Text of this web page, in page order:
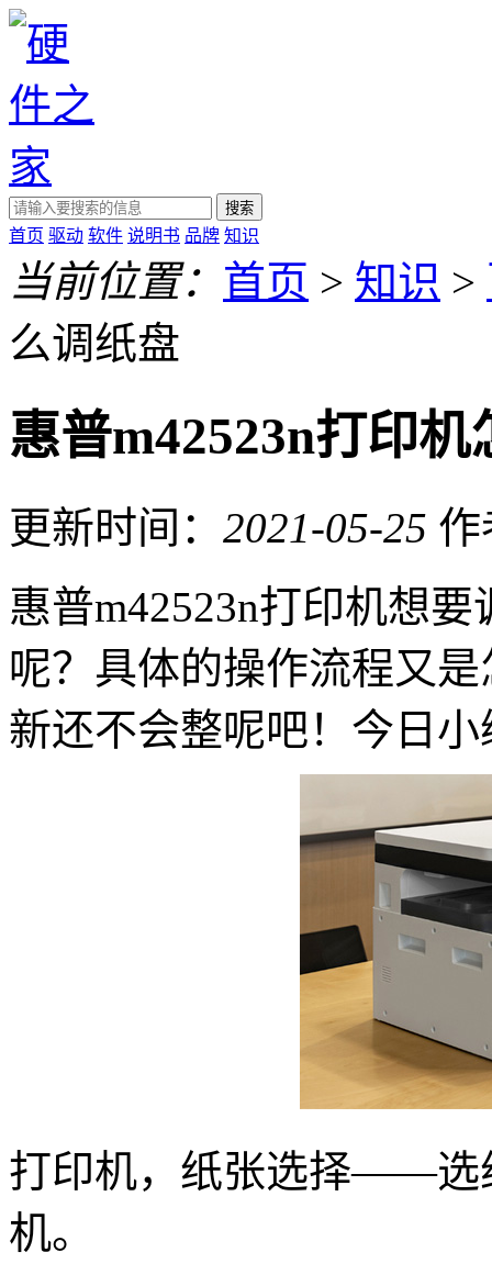
搜索
首页 驱动 软件 说明书 品牌 知识
当前位置： 首页 > 知识 >
么调纸盘
惠普m42523n打印机
更新时间： 2021-05-25 作
惠普m42523n打印机想
呢？具体的操作流程又
新还不会整呢吧！今日
打印机，纸张选择——
机。